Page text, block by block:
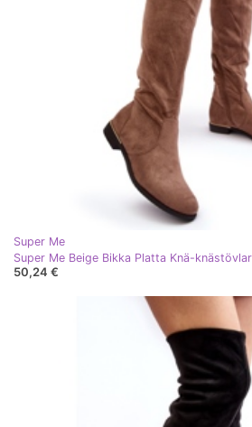
Super Me
Super Me Beige Bikka Platta Knä-
50,24 €